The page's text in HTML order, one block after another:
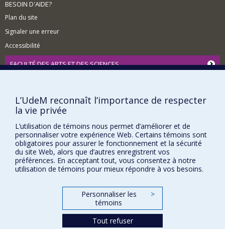
BESOIN D'AIDE?
Plan du site
Signaler une erreur
Accessibilité
FACULTÉ DES ARTS ET DES SCIENCES
Nos centres d'études
Nos programmes et cours
Confidentialité
Conditions d’utilisation
Paramètres des témoins
L’UdeM reconnaît l’importance de respecter
la vie privée
L’utilisation de témoins nous permet d’améliorer et de
personnaliser votre expérience Web. Certains témoins sont
obligatoires pour assurer le fonctionnement et la sécurité
du site Web, alors que d’autres enregistrent vos
préférences. En acceptant tout, vous consentez à notre
utilisation de témoins pour mieux répondre à vos besoins.
Personnaliser les
témoins
>
Tout refuser